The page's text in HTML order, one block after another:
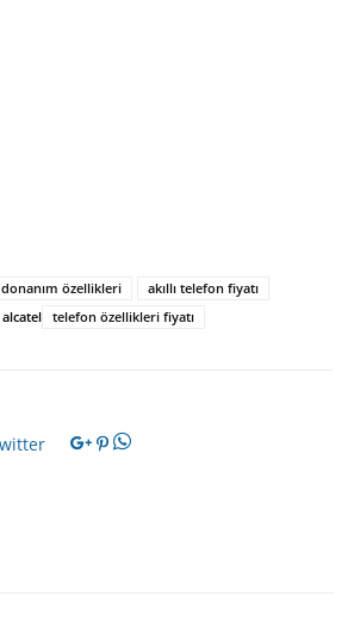
donanım özellikleri
akıllı telefon fiyatı
alcatel telefon özellikleri fiyatı